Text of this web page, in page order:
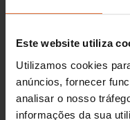
Este website utiliza
Utilizamos cookies
anúncios, fornecer
analisar o nosso
informações da sua
viatura.
Compramos
rápida para não se